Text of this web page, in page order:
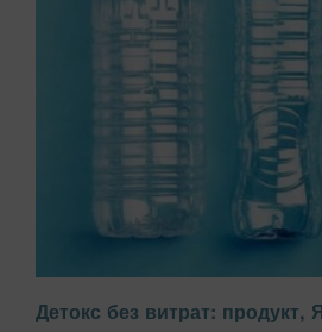
Детокс без витрат: